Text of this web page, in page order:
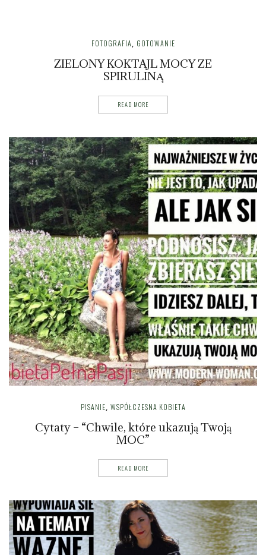
FOTOGRAFIA, GOTOWANIE
ZIELONY KOKTAJL MOCY ZE
SPIRULINĄ
READ MORE
PISANIE, WSPÓŁCZESNA KOBIETA
Cytaty – “Chwile, które ukazują Twoją
MOC”
READ MORE